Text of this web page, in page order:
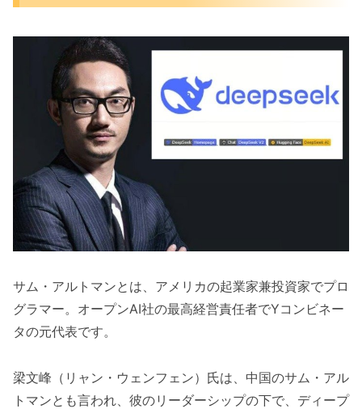
サム・アルトマンとは、アメリカの起業家兼投資家でプロ
グラマー。オープンAI社の最高経営責任者でYコンビネー
タの元代表です。
梁文峰（リャン・ウェンフェン）氏は、中国のサム・アル
トマンとも言われ、彼のリーダーシップの下で、ディープ